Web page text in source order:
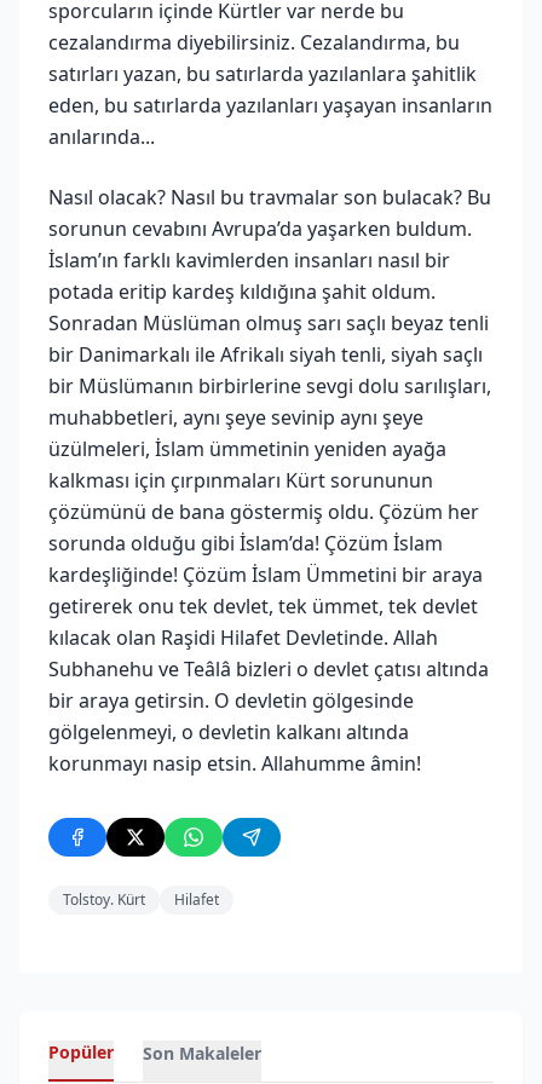
sporcuların içinde Kürtler var nerde bu
cezalandırma diyebilirsiniz. Cezalandırma, bu
satırları yazan, bu satırlarda yazılanlara şahitlik
eden, bu satırlarda yazılanları yaşayan insanların
anılarında...
Nasıl olacak? Nasıl bu travmalar son bulacak? Bu
sorunun cevabını Avrupa’da yaşarken buldum.
İslam’ın farklı kavimlerden insanları nasıl bir
potada eritip kardeş kıldığına şahit oldum.
Sonradan Müslüman olmuş sarı saçlı beyaz tenli
bir Danimarkalı ile Afrikalı siyah tenli, siyah saçlı
bir Müslümanın birbirlerine sevgi dolu sarılışları,
muhabbetleri, aynı şeye sevinip aynı şeye
üzülmeleri, İslam ümmetinin yeniden ayağa
kalkması için çırpınmaları Kürt sorununun
çözümünü de bana göstermiş oldu. Çözüm her
sorunda olduğu gibi İslam’da! Çözüm İslam
kardeşliğinde! Çözüm İslam Ümmetini bir araya
getirerek onu tek devlet, tek ümmet, tek devlet
kılacak olan Raşidi Hilafet Devletinde. Allah
Subhanehu ve Teâlâ bizleri o devlet çatısı altında
bir araya getirsin. O devletin gölgesinde
gölgelenmeyi, o devletin kalkanı altında
korunmayı nasip etsin. Allahumme âmin!
Tolstoy. Kürt Hilafet
Popüler Son Makaleler